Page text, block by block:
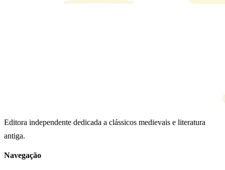
Editora independente dedicada a clássicos medievais e literatura
antiga.
Navegação